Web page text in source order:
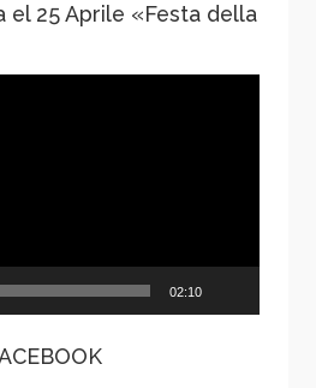
el 25 Aprile «Festa della
02:10